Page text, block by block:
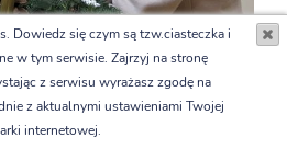
Dowiedz się czym są tzw.ciasteczka i
w tym serwisie. Zajrzyj na stronę
z serwisu wyrażasz zgodę na
z aktualnymi ustawieniami Twojej
internetowej.